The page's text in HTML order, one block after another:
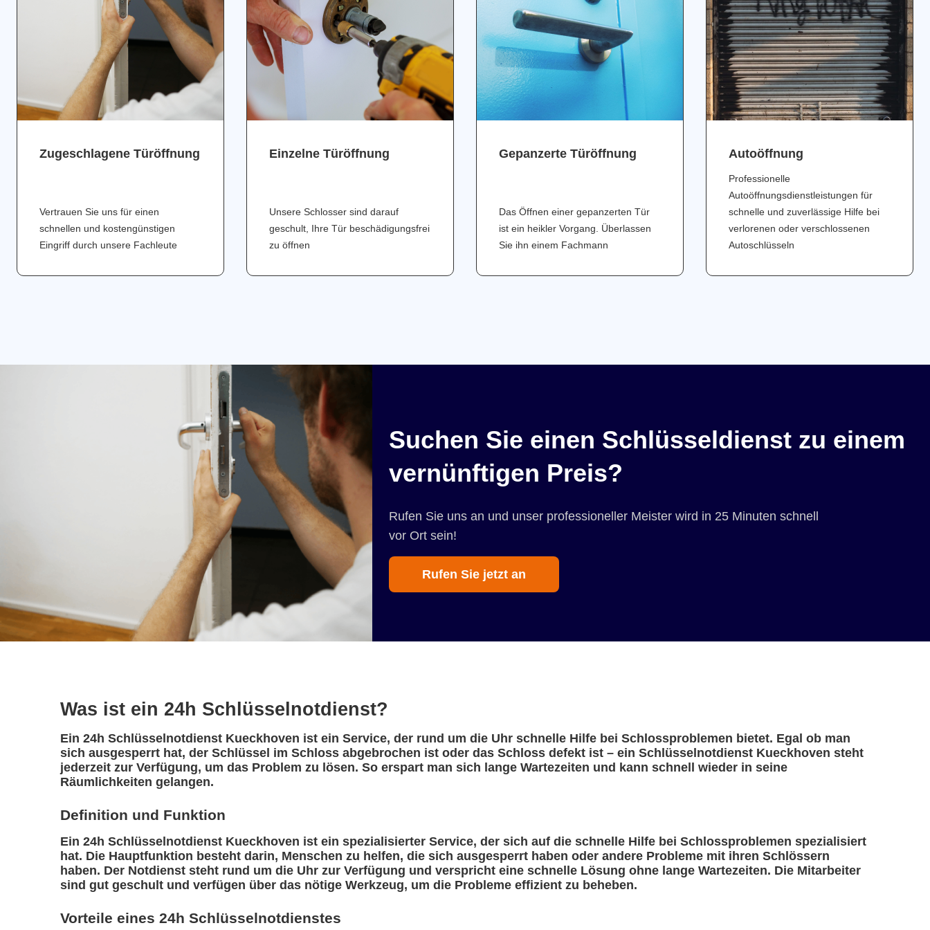
Zugeschlagene Türöffnung
Vertrauen Sie uns für einen
schnellen und kostengünstigen
Eingriff durch unsere Fachleute
Einzelne Türöffnung
Unsere Schlosser sind darauf
geschult, Ihre Tür beschädigungsfrei
zu öffnen
Gepanzerte Türöffnung
Das Öffnen einer gepanzerten Tür
ist ein heikler Vorgang. Überlassen
Sie ihn einem Fachmann
Аutoöffnung
Professionelle
Autoöffnungsdienstleistungen für
schnelle und zuverlässige Hilfe bei
verlorenen oder verschlossenen
Autoschlüsseln
Suchen Sie einen Schlüsseldienst zu einem
vernünftigen Preis?
Rufen Sie uns an und unser professioneller Meister wird in 25 Minuten schnell
vor Ort sein!
Rufen Sie jetzt an
Was ist ein 24h Schlüsselnotdienst?
Ein 24h Schlüsselnotdienst Kueckhoven ist ein Service, der rund um die Uhr schnelle Hilfe bei Schlossproblemen bietet. Egal ob man
sich ausgesperrt hat, der Schlüssel im Schloss abgebrochen ist oder das Schloss defekt ist – ein Schlüsselnotdienst Kueckhoven steht
jederzeit zur Verfügung, um das Problem zu lösen. So erspart man sich lange Wartezeiten und kann schnell wieder in seine
Räumlichkeiten gelangen.
Definition und Funktion
Ein 24h Schlüsselnotdienst Kueckhoven ist ein spezialisierter Service, der sich auf die schnelle Hilfe bei Schlossproblemen spezialisiert
hat. Die Hauptfunktion besteht darin, Menschen zu helfen, die sich ausgesperrt haben oder andere Probleme mit ihren Schlössern
haben. Der Notdienst steht rund um die Uhr zur Verfügung und verspricht eine schnelle Lösung ohne lange Wartezeiten. Die Mitarbeiter
sind gut geschult und verfügen über das nötige Werkzeug, um die Probleme effizient zu beheben.
Vorteile eines 24h Schlüsselnotdienstes